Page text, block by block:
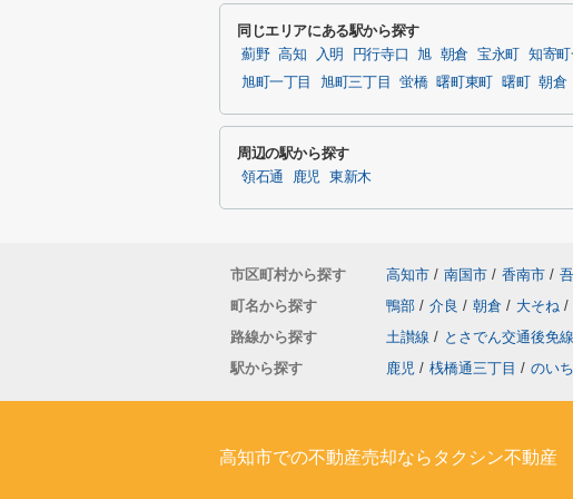
同じエリアにある駅から探す
薊野 高知 入明 円行寺口 旭 朝倉 宝永町 知寄町
旭町一丁目
旭町三丁目 蛍橋 曙町東町 曙町 朝倉
周辺の駅から探す
領石通 鹿児 東新木
市区町村から探す 高知市 / 南国市 / 香南市 /
町名から探す
鴨部 / 介良 / 朝倉 / 大そね /
路線から探す
土讃線 / とさでん交通後免線
駅から探す
鹿児 / 桟橋通三丁目 / のいち
高知市での不動産売却ならタクシン不動産